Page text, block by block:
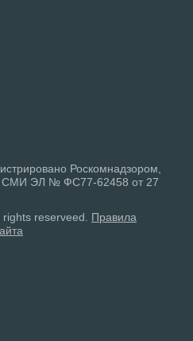
Роскомнадзором,
СМИ ЭЛ № ФС77-62458 от 27
reserveed. Правила